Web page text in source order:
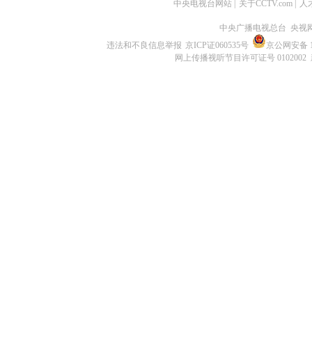
中央电视台网站 关于CCTV.com 人
中央广播电视总台 央视
违法和不良信息举报 京ICP证060535号
京公网安备
网上传播视听节目许可证号 0102002